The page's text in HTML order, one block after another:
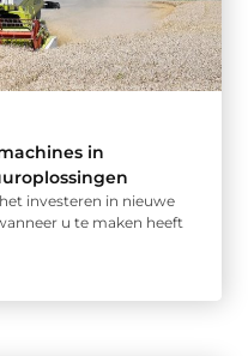
in
investeren in nieuwe
u te maken heeft